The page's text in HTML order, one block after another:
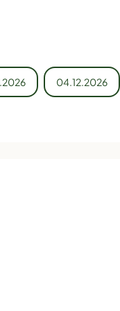
04.12.2026